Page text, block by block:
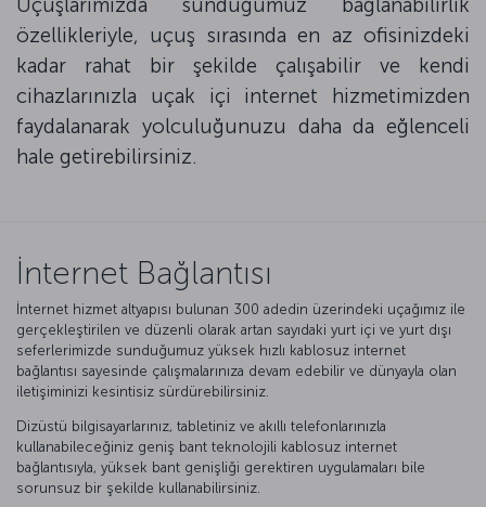
özellikleriyle, uçuş sırasında en az ofisinizdeki
kadar rahat bir şekilde çalışabilir ve kendi
cihazlarınızla uçak içi internet hizmetimizden
faydalanarak yolculuğunuzu daha da eğlenceli
hale getirebilirsiniz.
İnternet Bağlantısı
İnternet hizmet altyapısı bulunan 300 adedin üzerindeki uçağımız ile
gerçekleştirilen ve düzenli olarak artan sayıdaki yurt içi ve yurt dışı
seferlerimizde sunduğumuz yüksek hızlı kablosuz internet
bağlantısı sayesinde çalışmalarınıza devam edebilir ve dünyayla olan
iletişiminizi kesintisiz sürdürebilirsiniz.
Dizüstü bilgisayarlarınız, tabletiniz ve akıllı telefonlarınızla
kullanabileceğiniz geniş bant teknolojili kablosuz internet
bağlantısıyla, yüksek bant genişliği gerektiren uygulamaları bile
sorunsuz bir şekilde kullanabilirsiniz.